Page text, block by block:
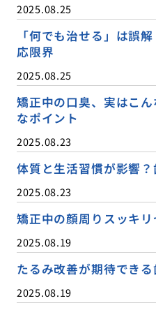
2025.08.25
「何でも治せる」は誤
応限界
2025.08.25
矯正中の口臭、実はこ
なポイント
2025.08.23
体質と生活習慣が影響
2025.08.23
矯正中の顔周りスッキ
2025.08.19
たるみ改善が期待でき
2025.08.19